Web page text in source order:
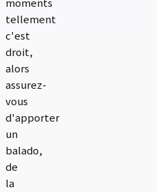
tellement
c'est
droit,
alors
assurez-
vous
d'apporter
un
balado,
de
la